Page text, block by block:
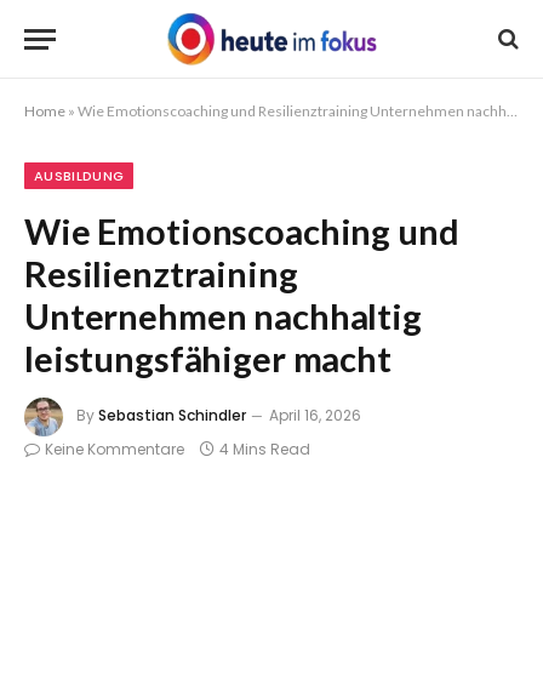
Home » Wie Emotionscoaching und Resilienztraining Unternehmen nachhaltig leistungsfähiger macht
AUSBILDUNG
Wie Emotionscoaching und
Resilienztraining
Unternehmen nachhaltig
leistungsfähiger macht
BySebastian Schindler
April 16, 2026
Keine Kommentare
4 Mins Read